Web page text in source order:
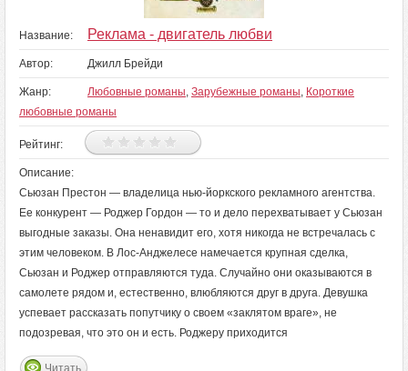
Название: Реклама - двигатель любви
Автор: Джилл Брейди
Жанр: Любовные романы, Зарубежные романы, Короткие
любовные романы
Рейтинг:
Описание:
Сьюзан Престон — владелица нью-йоркского рекламного агентства.
Ее конкурент — Роджер Гордон — то и дело перехватывает у Сьюзан
выгодные заказы. Она ненавидит его, хотя никогда не встречалась с
этим человеком. В Лос-Анджелесе намечается крупная сделка,
Сьюзан и Роджер отправляются туда. Случайно они оказываются в
самолете рядом и, естественно, влюбляются друг в друга. Девушка
успевает рассказать попутчику о своем «заклятом враге», не
подозревая, что это он и есть. Роджеру приходится
Читать